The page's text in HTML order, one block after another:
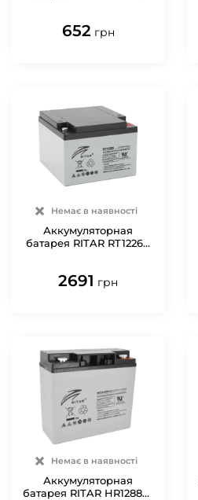
652 грн
Немає в наявності
Аккумуляторная
батарея RITAR RT12260
2691 грн
Немає в наявності
Аккумуляторная
батарея RITAR HR1288W